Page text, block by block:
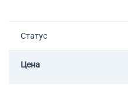
Статус
Цена